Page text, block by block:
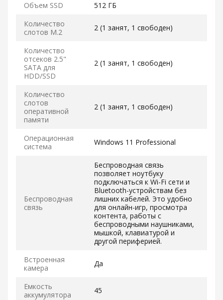
Объем SSD
512 ГБ
Количество
слотов M.2
2 (1 занят, 1 свободен)
Количество
отсеков 2.5"
SATA для
HDD/SSD
2 (1 занят, 1 свободен)
Количество
слотов
оперативной
памяти
2 (1 занят, 1 свободен)
Операционная
система
Windows 11 Professional
Беспроводная
связь
Беспроводная связь
позволяет ноутбуку
подключаться к Wi-Fi сети и
Bluetooth-устройствам без
лишних кабелей. Это удобно
для онлайн-игр, просмотра
контента, работы с
беспроводными наушниками,
мышкой, клавиатурой и
другой периферией.
Встроенная
камера
Да
Емкость
аккумулятора
45